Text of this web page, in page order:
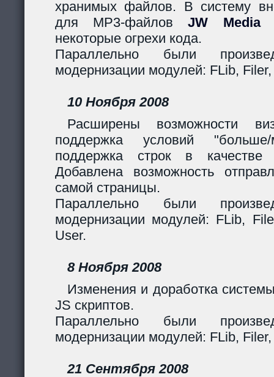
хранимых файлов. В систему
для MP3-файловJW Media
некоторые огрехи кода.
Параллельно были
модернизации модулей: FLib,
10 Ноября 2008
Расширены возможности
поддержка условий
поддержка строк в качестве
Добавлена возможность
самой страницы.
Параллельно были
модернизации модулей: FLib,
User.
8 Ноября 2008
Изменения и доработка
JS скриптов.
Параллельно были
модернизации модулей: FLib,
21 Сентября 2008